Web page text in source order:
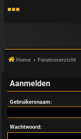
V
&
A
Home Forumoverzicht
Aanmelden
Gebruikersnaam:
Wachtwoord: